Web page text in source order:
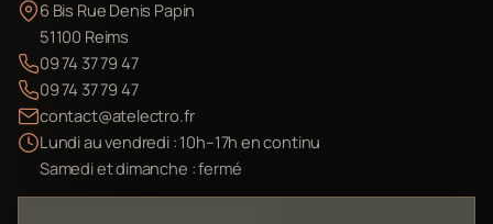
6 Bis Rue Denis Papin
51100 Reims
09 74 37 79 47
09 74 37 79 47
contact@atelectro.fr
Lundi au vendredi : 10h–17h en continu
Samedi et dimanche : fermé